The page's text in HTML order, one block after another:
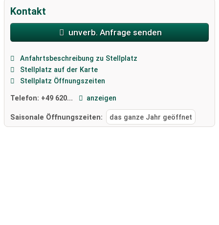
Kontakt
unverb. Anfrage senden
Anfahrtsbeschreibung zu Stellplatz
Stellplatz auf der Karte
Stellplatz Öffnungszeiten
Telefon: +49 620... anzeigen
Saisonale Öffnungszeiten: das ganze Jahr geöffnet